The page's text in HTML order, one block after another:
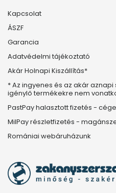
Kapcsolat
ÁSZF
Garancia
Adatvédelmi tájékoztató
Akár Holnapi Kiszállítás*
* Az ingyenes és az akár
igénylő termékekre nem
PastPay halasztott fizetés -
MilPay részletfizetés -
Romániai webáruházunk